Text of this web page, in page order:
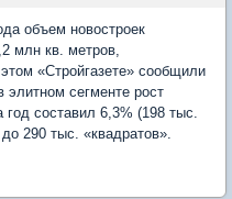
объем новостроек
млн кв. метров,
«Стройгазете» сообщили
элитном сегменте рост
составил 6,3% (198 тыс.
290 тыс. «квадратов».